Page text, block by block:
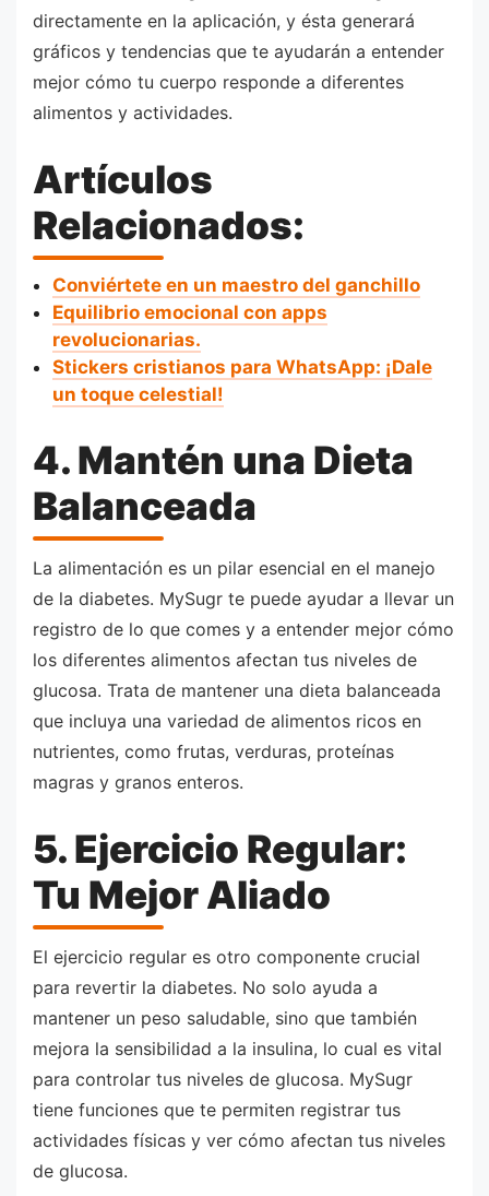
directamente en la aplicación, y ésta generará
gráficos y tendencias que te ayudarán a entender
mejor cómo tu cuerpo responde a diferentes
alimentos y actividades.
Artículos
Relacionados:
Conviértete en un maestro del ganchillo
Equilibrio emocional con apps
revolucionarias.
Stickers cristianos para WhatsApp: ¡Dale
un toque celestial!
4. Mantén una Dieta
Balanceada
La alimentación es un pilar esencial en el manejo
de la diabetes. MySugr te puede ayudar a llevar un
registro de lo que comes y a entender mejor cómo
los diferentes alimentos afectan tus niveles de
glucosa. Trata de mantener una dieta balanceada
que incluya una variedad de alimentos ricos en
nutrientes, como frutas, verduras, proteínas
magras y granos enteros.
5. Ejercicio Regular:
Tu Mejor Aliado
El ejercicio regular es otro componente crucial
para revertir la diabetes. No solo ayuda a
mantener un peso saludable, sino que también
mejora la sensibilidad a la insulina, lo cual es vital
para controlar tus niveles de glucosa. MySugr
tiene funciones que te permiten registrar tus
actividades físicas y ver cómo afectan tus niveles
de glucosa.